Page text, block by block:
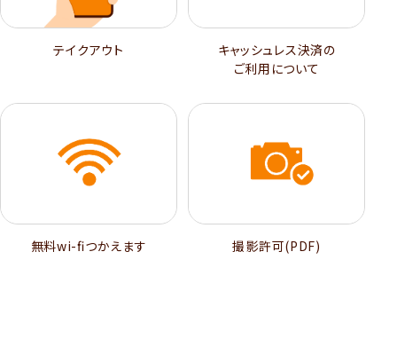
テイクアウト
キャッシュレス決済の
ご利用について
無料wi-ﬁつかえます 撮影許可(PDF)